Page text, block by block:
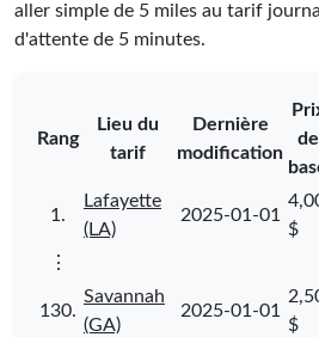
aller simple de 5 miles au tarif
d'attente de 5 minutes.
Rang
Lieu du
tarif
Dernière
modification
de
1.
Lafayette
(LA)
2025-01-01
$
⋮
130.
Savannah
(GA)
2025-01-01
$